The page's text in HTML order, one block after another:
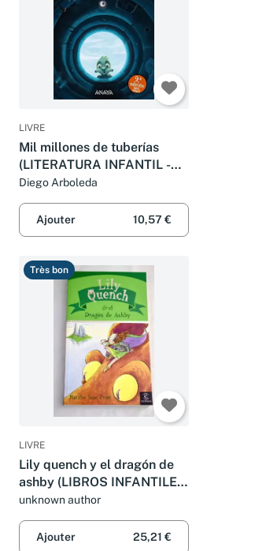
LIVRE
Mil millones de tuberías
(LITERATURA INFANTIL -
Narrativa infantil)
Diego Arboleda
Ajouter 10,57 €
Très bon
LIVRE
Lily quench y el dragón de
ashby (LIBROS INFANTILES
Y JUVENILES)
unknown author
Ajouter 25,21 €